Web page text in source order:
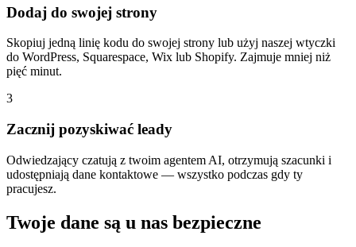
Dodaj do swojej strony
Skopiuj jedną linię kodu do swojej strony lub użyj naszej wtyczki
do WordPress, Squarespace, Wix lub Shopify. Zajmuje mniej niż
pięć minut.
3
Zacznij pozyskiwać leady
Odwiedzający czatują z twoim agentem AI, otrzymują szacunki i
udostępniają dane kontaktowe — wszystko podczas gdy ty
pracujesz.
Twoje dane są u nas bezpieczne